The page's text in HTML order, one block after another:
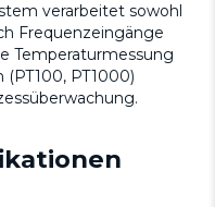
verarbeitet sowohl
Frequenzeingänge
Temperaturmessung
PT1000)